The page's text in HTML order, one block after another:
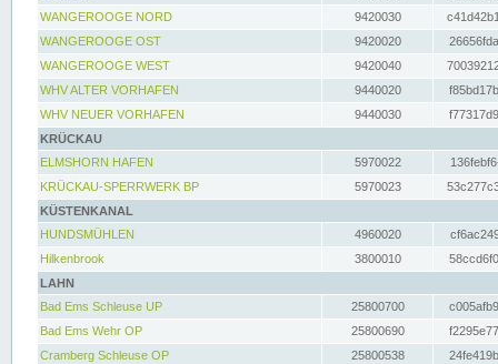
WANGEROOGE NORD
9420030
WANGEROOGE OST
9420020
WANGEROOGE WEST
9420040
WHV ALTER VORHAFEN
9440020
WHV NEUER VORHAFEN
9440030
KRÜCKAU
ELMSHORN HAFEN
5970022
KRÜCKAU-SPERRWERK BP
5970023
KÜSTENKANAL
HUNDSMÜHLEN
4960020
Hilkenbrook
3800010
LAHN
Bad Ems Schleuse UP
25800700
Bad Ems Wehr OP
25800690
Cramberg Schleuse OP
25800538